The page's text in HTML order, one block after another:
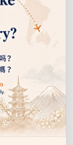
제하여 치은염·
다.
다.